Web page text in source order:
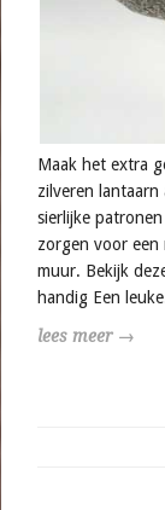
Maak het extra
zilveren
sierlijke
zorgen voor een
muur. Bekijk
handig Een
lees meer →